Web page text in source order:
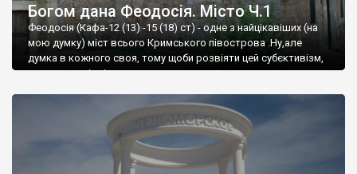
Богом дана Феодосія. Місто Ч.1
Феодосія (Кафа-12 (13) -15 (18) ст) - одне з найцікавіших (на
мою думку) міст всього Кримського півострова .Ну,але
думка в кожного своя, тому щоби розвіяти цей субєктивізм,
запрошую відвідати це